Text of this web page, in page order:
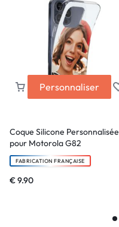
Personnaliser
Coque Silicone Personnalisée
pour Motorola G82
FABRICATION FRANÇAISE
€9.90